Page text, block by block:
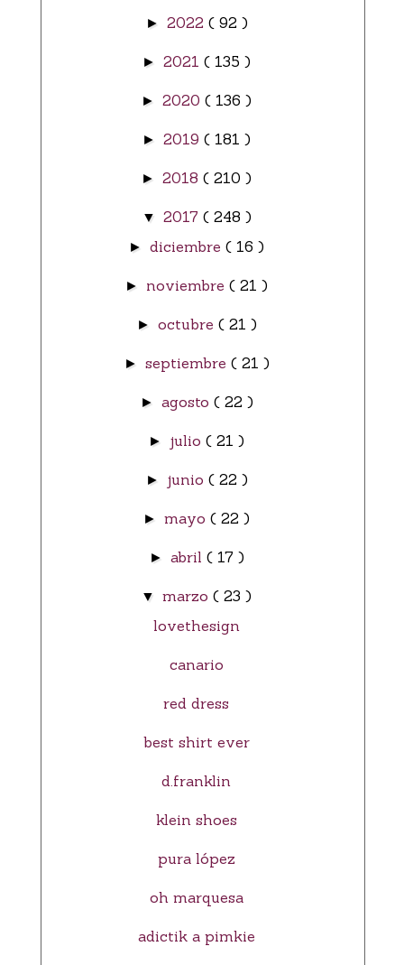
► 2022 ( 92 )
► 2021 ( 135 )
► 2020 ( 136 )
► 2019 ( 181 )
► 2018 ( 210 )
▼ 2017 ( 248 )
► diciembre ( 16 )
► noviembre ( 21 )
► octubre ( 21 )
► septiembre ( 21 )
► agosto ( 22 )
► julio ( 21 )
► junio ( 22 )
► mayo ( 22 )
► abril ( 17 )
▼ marzo ( 23 )
lovethesign
canario
red dress
best shirt ever
d.franklin
klein shoes
pura lópez
oh marquesa
adictik a pimkie